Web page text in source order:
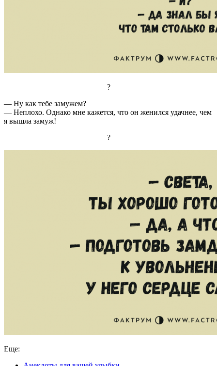
?
— Ну как тебе замужем?
— Неплохо. Однако мне кажется, что он женился удачнее, чем
я вышла замуж!
?
Еще: